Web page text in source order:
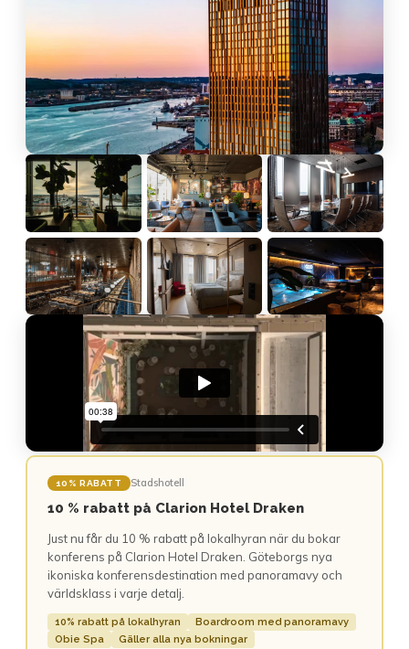
10% RABATT Stadshotell
10 % rabatt på Clarion Hotel Draken
Just nu får du 10 % rabatt på lokalhyran när du bokar
konferens på Clarion Hotel Draken. Göteborgs nya
ikoniska konferensdestination med panoramavy och
världsklass i varje detalj.
10% rabatt på lokalhyran
Boardroom med panoramavy
Obie Spa
Gäller alla nya bokningar